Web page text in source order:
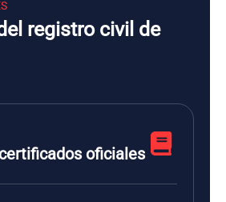
registro civil de
oficiales